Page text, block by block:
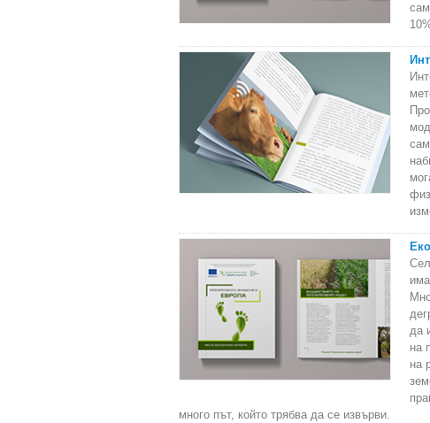
да
на
на
много път, който трябва да се извърви.